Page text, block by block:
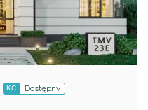
KC Dostępny